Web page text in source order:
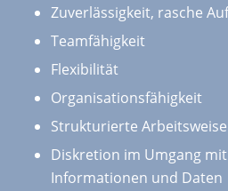
Zuverlässigkeit, rasche
Teamfähigkeit
Flexibilität
Organisationsfähigkeit
Strukturierte Arbeitsweise
Diskretion im Umgang
Informationen und Daten